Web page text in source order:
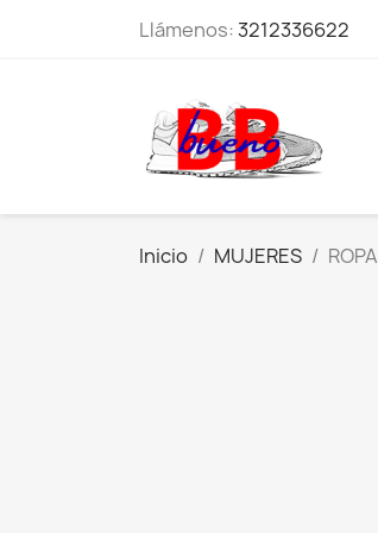
Llámenos:3212336622
Inicio MUJERES ROPA